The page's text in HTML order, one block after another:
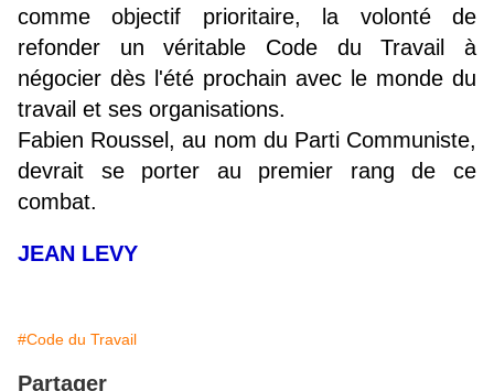
comme objectif prioritaire, la volonté de
refonder un véritable Code du Travail à
négocier dès l'été prochain avec le monde du
travail et ses organisations.
Fabien Roussel, au nom du Parti Communiste,
devrait se porter au premier rang de ce
combat.
JEAN LEVY
#Code du Travail
Partager